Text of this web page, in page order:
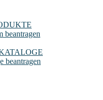
beantragen
beantragen